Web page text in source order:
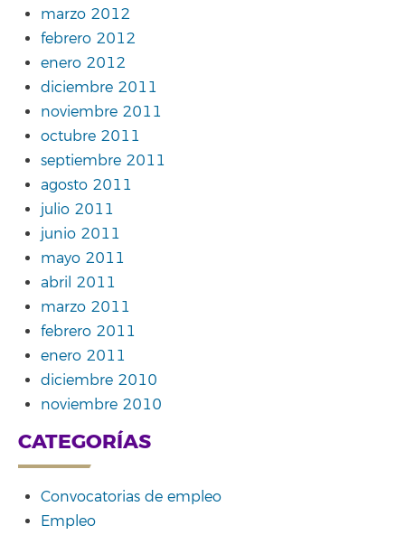
marzo 2012
febrero 2012
enero 2012
diciembre 2011
noviembre 2011
octubre 2011
septiembre 2011
agosto 2011
julio 2011
junio 2011
mayo 2011
abril 2011
marzo 2011
febrero 2011
enero 2011
diciembre 2010
noviembre 2010
CATEGORÍAS
Convocatorias de empleo
Empleo